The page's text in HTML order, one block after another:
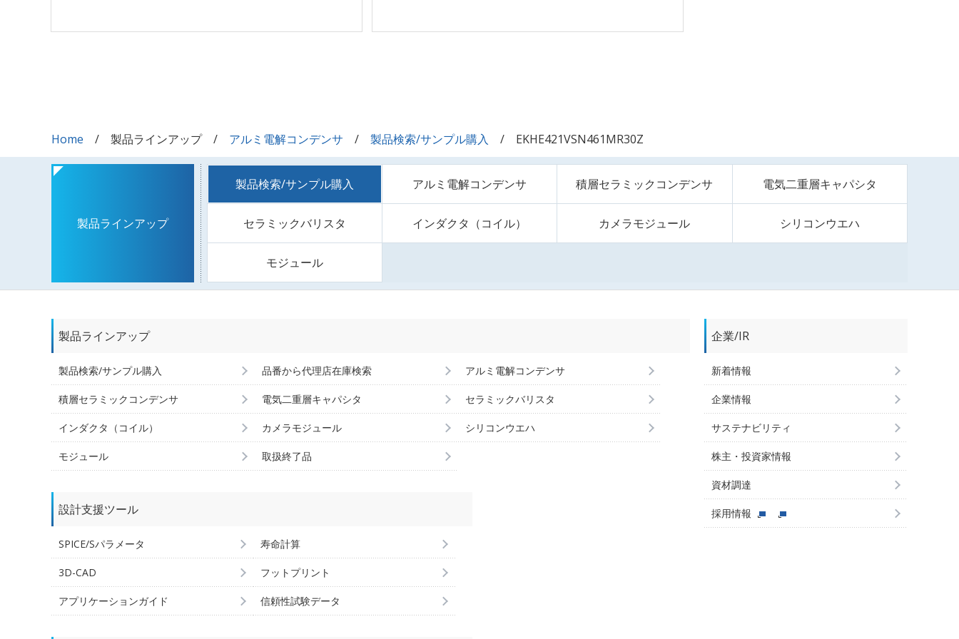
Home 製品ラインアップ アルミ電解コンデンサ 製品検索/サンプル購入 EKHE421VSN461MR30Z
製品ラインアップ
製品検索/サンプル購入 アルミ電解コンデンサ 積層セラミックコンデンサ 電気二重層キャパシタ
セラミックバリスタ インダクタ（コイル） カメラモジュール シリコンウエハ
モジュール
製品ラインアップ
製品検索/サンプル購入 品番から代理店在庫検索 アルミ電解コンデンサ
積層セラミックコンデンサ 電気二重層キャパシタ セラミックバリスタ
インダクタ（コイル） カメラモジュール シリコンウエハ
モジュール 取扱終了品
設計支援ツール
SPICE/Sパラメータ 寿命計算
3D-CAD フットプリント
アプリケーションガイド 信頼性試験データ
企業/IR
新着情報
企業情報
サステナビリティ
株主・投資家情報
資材調達
採用情報